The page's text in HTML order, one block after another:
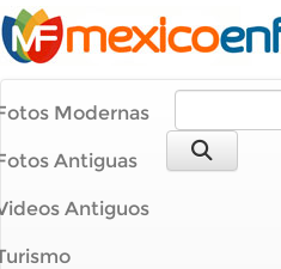
Modernas
Antiguas
Antiguos